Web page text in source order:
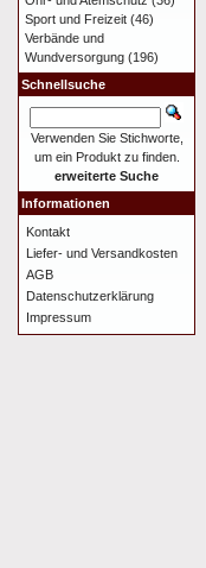
Sport und Freizeit (46)
Verbände und
Wundversorgung (196)
Schnellsuche
Verwenden Sie Stichworte,
um ein Produkt zu finden.
erweiterte Suche
Informationen
Kontakt
Liefer- und Versandkosten
AGB
Datenschutzerklärung
Impressum